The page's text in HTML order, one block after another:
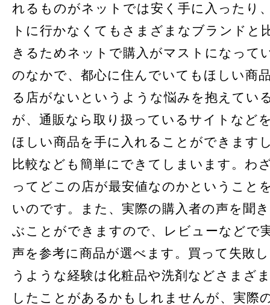
れるものがネットでは安く手に入ったり
トに行かなくてもさまざまなブランドと
きるためネットで購入がマストになって
のなかで、都心に住んでいてもほしい商
る店がないというような悩みを抱えてい
が、通販なら取り扱っているサイトなど
ほしい商品を手に入れることができます
比較なども簡単にできてしまいます。わ
ってどこの店が最安値なのかということ
いのです。また、実際の購入者の声を聞
ぶことができますので、レビューなどで
声を参考に商品が選べます。買って失敗
うような経験は化粧品や洗剤などさまざ
したことがあるかもしれませんが、実際